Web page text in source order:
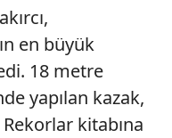
en büyük
18 metre
yapılan kazak,
kitabına